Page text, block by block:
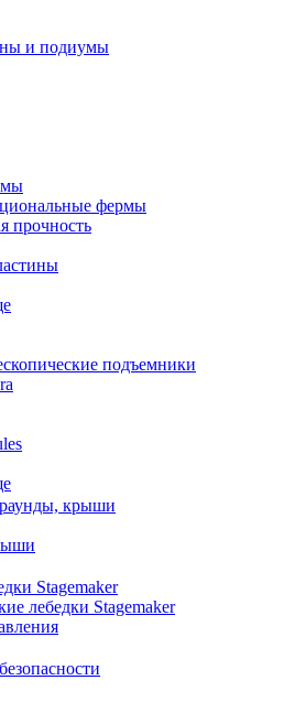
и подиумы
фермы
прочность
подъемники
крыши
Stagemaker
лебедки Stagemaker